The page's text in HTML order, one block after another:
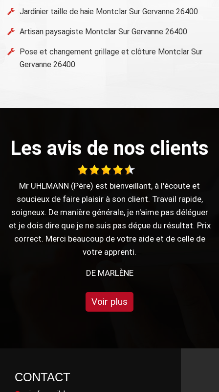
Jardinier taille de haie Montclar Sur Gervanne 26400
Artisan paysagiste Montclar Sur Gervanne 26400
Pose et changement grillage et clôture Montclar Sur
Gervanne 26400
Les avis de nos clients
Merci pour votre travail !
Voir plus
CONTACT